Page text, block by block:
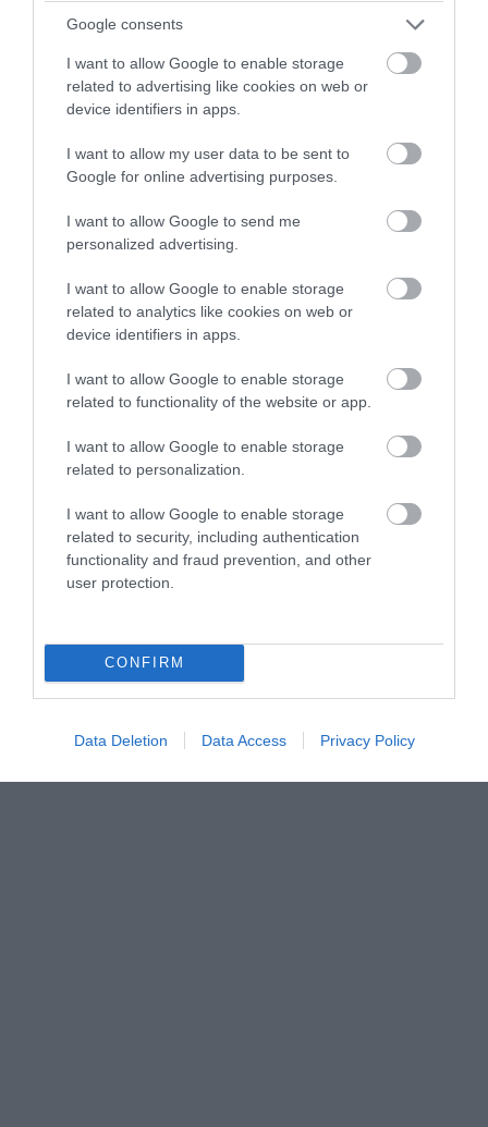
Google consents
I want to allow Google to enable storage
related to advertising like cookies on web or
device identifiers in apps.
I want to allow my user data to be sent to
Google for online advertising purposes.
I want to allow Google to send me
personalized advertising.
I want to allow Google to enable storage
related to analytics like cookies on web or
device identifiers in apps.
I want to allow Google to enable storage
related to functionality of the website or app.
I want to allow Google to enable storage
related to personalization.
I want to allow Google to enable storage
related to security, including authentication
functionality and fraud prevention, and other
user protection.
CONFIRM
Data Deletion Data Access Privacy Policy